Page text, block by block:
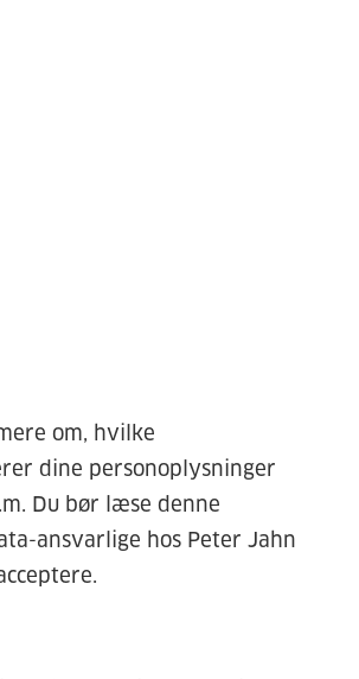
om, hvilke
dine personoplysninger
Du bør læse denne
ansvarlige hos Peter Jahn